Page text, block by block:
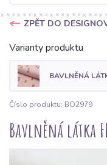
ZPĚT DO
Varianty produktu
BAVLNĚNÁ
Číslo produktu: BO2979
Bavlněná látka